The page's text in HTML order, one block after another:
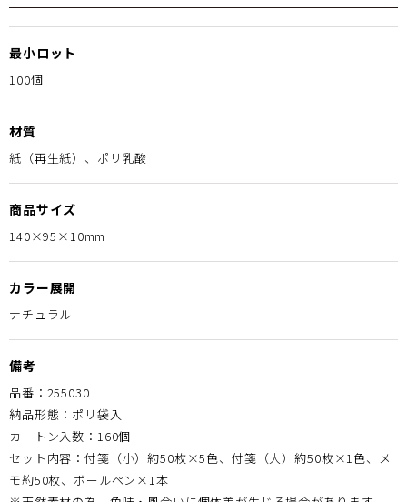
最小ロット
100個
材質
紙（再生紙）、ポリ乳酸
商品サイズ
140×95×10mm
カラー展開
ナチュラル
備考
品番：255030
納品形態：ポリ袋入
カートン入数：160個
セット内容：付箋（小）約50枚×5色、付箋（大）約50枚×1色、メ
モ約50枚、ボールペン×1本